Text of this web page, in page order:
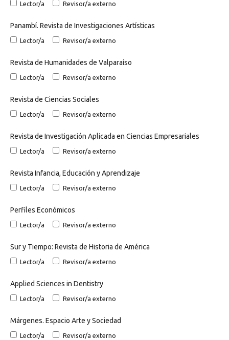
Lector/a Revisor/a externo
Panambí. Revista de Investigaciones Artísticas
Lector/a Revisor/a externo
Revista de Humanidades de Valparaíso
Lector/a Revisor/a externo
Revista de Ciencias Sociales
Lector/a Revisor/a externo
Revista de Investigación Aplicada en Ciencias Empresariales
Lector/a Revisor/a externo
Revista Infancia, Educación y Aprendizaje
Lector/a Revisor/a externo
Perfiles Económicos
Lector/a Revisor/a externo
Sur y Tiempo: Revista de Historia de América
Lector/a Revisor/a externo
Applied Sciences in Dentistry
Lector/a Revisor/a externo
Márgenes. Espacio Arte y Sociedad
Lector/a Revisor/a externo